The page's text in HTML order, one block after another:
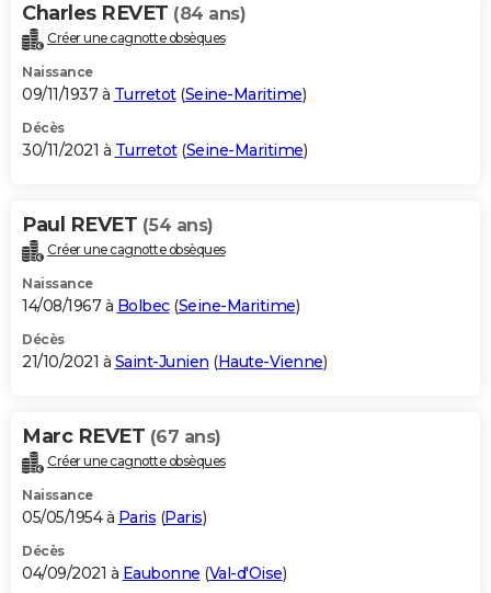
Charles REVET (84 ans)
Créer une cagnotte obsèques
Naissance
09/11/1937 à Turretot(Seine-Maritime)
Décès
30/11/2021 à Turretot(Seine-Maritime)
Paul REVET (54 ans)
Créer une cagnotte obsèques
Naissance
14/08/1967 à Bolbec(Seine-Maritime)
Décès
21/10/2021 à Saint-Junien (Haute-Vienne)
Marc REVET (67 ans)
Créer une cagnotte obsèques
Naissance
05/05/1954 à Paris (Paris)
Décès
04/09/2021 à Eaubonne (Val-d'Oise)